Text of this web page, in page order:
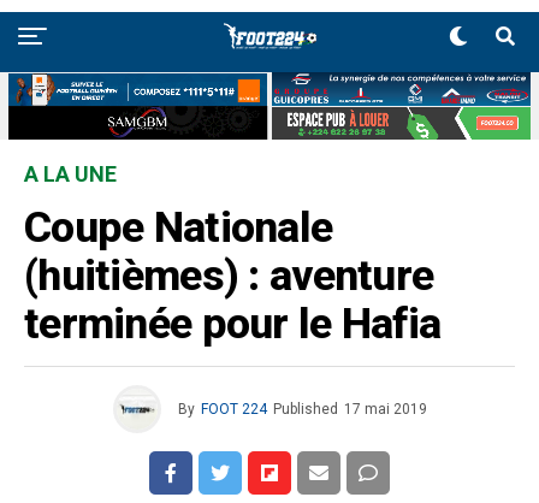
A LA UNE
Coupe Nationale
(huitièmes) : aventure
terminée pour le Hafia
By FOOT 224 Published 17 mai 2019